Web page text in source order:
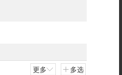
更多 多选